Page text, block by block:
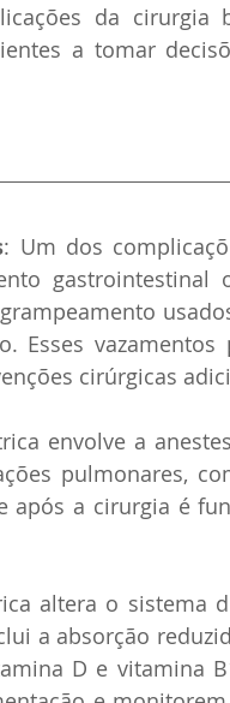
da cirurgia
a tomar
: Um dos
gastrointestinal
Esses
cirúrgicas
envolve a
pulmonares,
após a cirurgia é
altera o sistema
a absorção
D e vitamina